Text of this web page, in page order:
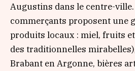
Augustins dans le centre-
commerçants proposent une
produits locaux : miel, fruits et
des traditionnelles
Brabant en Argonne, bières